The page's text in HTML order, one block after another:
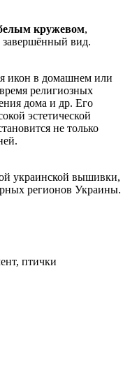
кружевом,
вид.
икон в домашнем или
религиозных
дома и др. Его
эстетической
не только
украинской вышивки,
регионов Украины.
птички